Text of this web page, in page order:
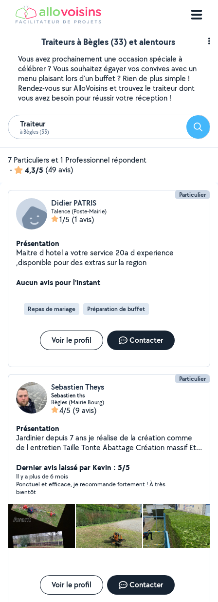
Traiteurs à Bègles (33) et alentours
Vous avez prochainement une occasion spéciale à
célébrer ? Vous souhaitez égayer vos convives avec un
menu plaisant lors d'un buffet ? Rien de plus simple !
Rendez-vous sur AlloVoisins et trouvez le traiteur dont
vous avez besoin pour réussir votre réception !
Traiteur
à Bègles (33)
7 Particuliers et 1 Professionnel répondent
-
4,3/5 (49 avis)
Particulier
Didier PATRIS
Talence (Poste-Mairie)
1/5 (1 avis)
Présentation
Maitre d hotel a votre service 20a d experience
,disponible pour des extras sur la region
Aucun avis pour l'instant
Repas de mariage Préparation de buffet
Voir le profil Contacter
Particulier
Sebastien Theys
Sebastien ths
Bègles (Mairie Bourg)
4/5 (9 avis)
Présentation
Jardinier depuis 7 ans je réalise de la création comme
de l entretien Taille Tonte Abattage Création massif Etc
différentes demande
Dernier avis laissé par Kevin : 5/5
Il y a plus de 6 mois
Ponctuel et efficace, je recommande fortement ! À très
bientôt
Voir le profil Contacter